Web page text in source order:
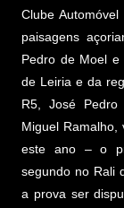
Clube
paisagens
Pedro de Moel e
de Leiria e da
R5, José Pedro
Miguel Ramalho,
este ano – o
segundo no Rali
a prova ser